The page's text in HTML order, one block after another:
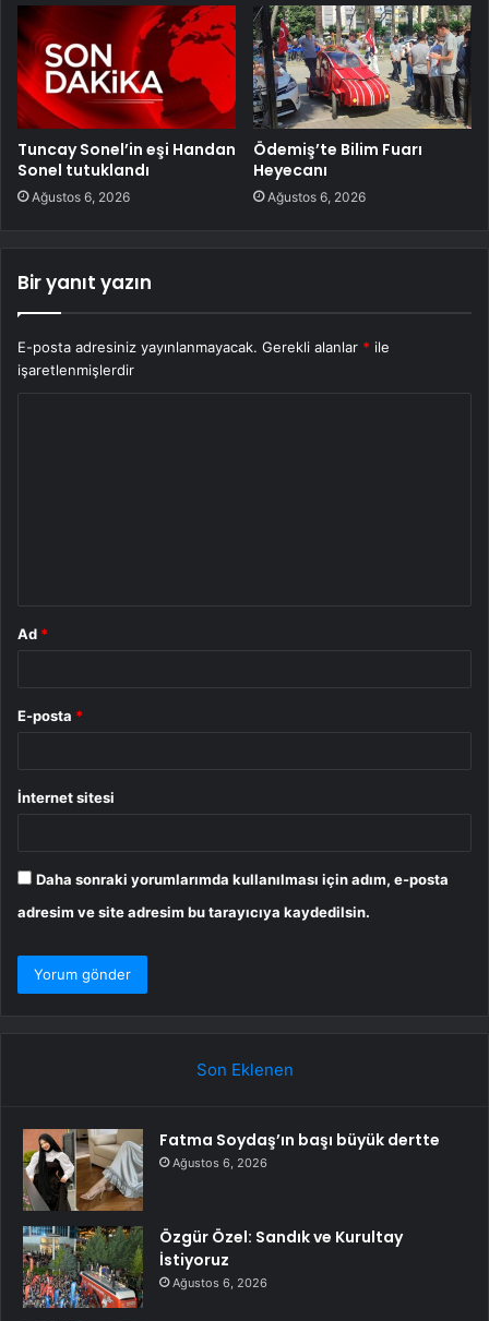
Tuncay Sonel’in eşi Handan
Sonel tutuklandı
Ağustos 6, 2026
Ödemiş’te Bilim Fuarı
Heyecanı
Ağustos 6, 2026
Bir yanıt yazın
E-posta adresiniz yayınlanmayacak. Gerekli alanlar * ile
işaretlenmişlerdir
Ad *
E-posta *
İnternet sitesi
Daha sonraki yorumlarımda kullanılması için adım, e-posta
adresim ve site adresim bu tarayıcıya kaydedilsin.
Son Eklenen
Fatma Soydaş’ın başı büyük dertte
Ağustos 6, 2026
Özgür Özel: Sandık ve Kurultay
İstiyoruz
Ağustos 6, 2026